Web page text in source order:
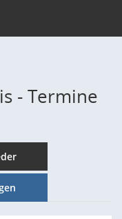
- Termine